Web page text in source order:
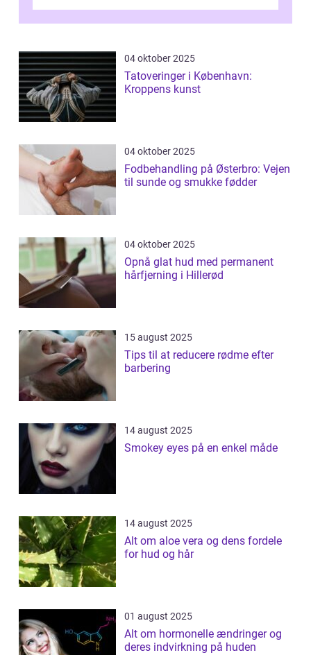
04 oktober 2025
Tatoveringer i København:
Kroppens kunst
04 oktober 2025
Fodbehandling på Østerbro: Vejen
til sunde og smukke fødder
04 oktober 2025
Opnå glat hud med permanent
hårfjerning i Hillerød
15 august 2025
Tips til at reducere rødme efter
barbering
14 august 2025
Smokey eyes på en enkel måde
14 august 2025
Alt om aloe vera og dens fordele
for hud og hår
01 august 2025
Alt om hormonelle ændringer og
deres indvirkning på huden